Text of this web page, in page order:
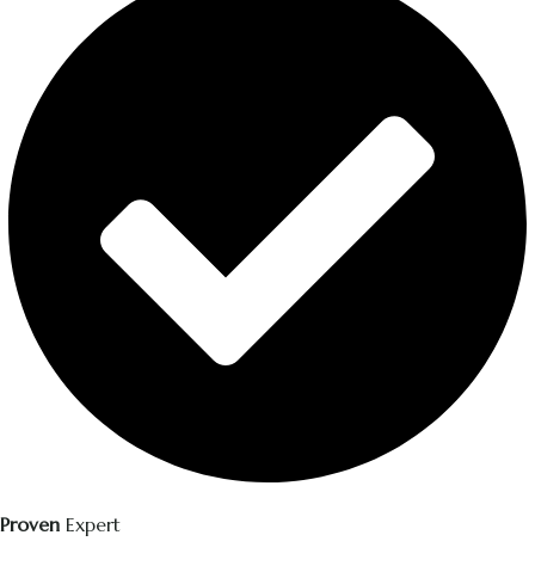
Proven Expert